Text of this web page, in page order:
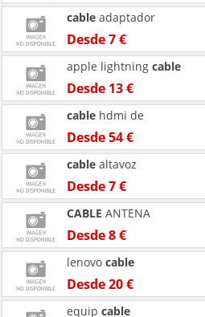
Desde 7 €
cable adaptador
Desde 13 €
apple lightning cable
Desde 54 €
cable hdmi de
Desde 7 €
cable altavoz
Desde 8 €
CABLE ANTENA
Desde 20 €
lenovo cable
equip cable